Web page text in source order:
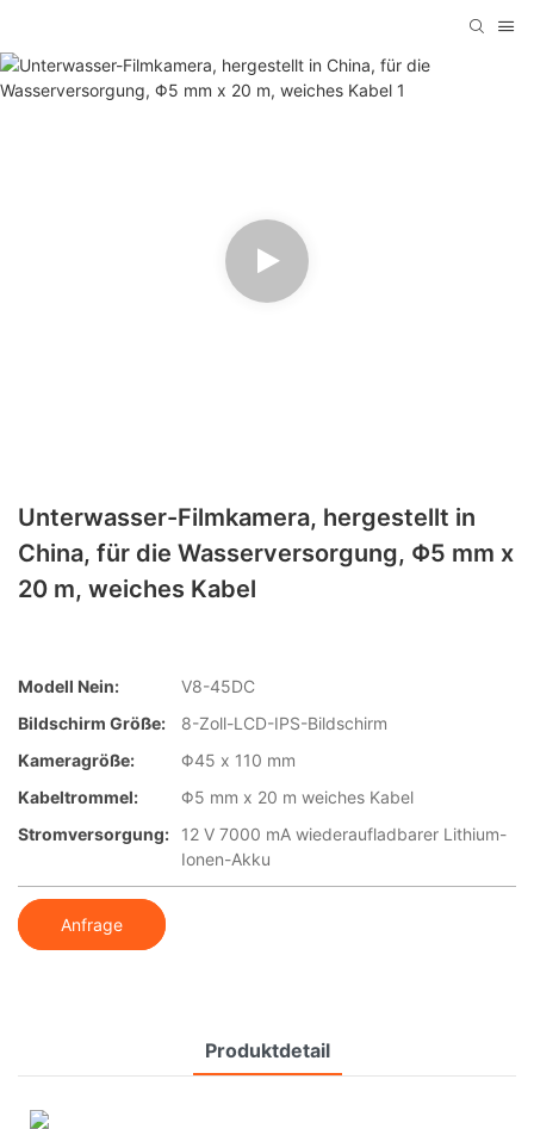
Unterwasser-Filmkamera, hergestellt in
China, für die Wasserversorgung, Φ5 mm x
20 m, weiches Kabel
Modell Nein:
V8-45DC
Bildschirm Größe:
8-Zoll-LCD-IPS-Bildschirm
Kameragröße:
Φ45 x 110 mm
Kabeltrommel:
Φ5 mm x 20 m weiches Kabel
Stromversorgung:
12 V 7000 mA wiederaufladbarer Lithium-
Ionen-Akku
Anfrage
Produktdetail